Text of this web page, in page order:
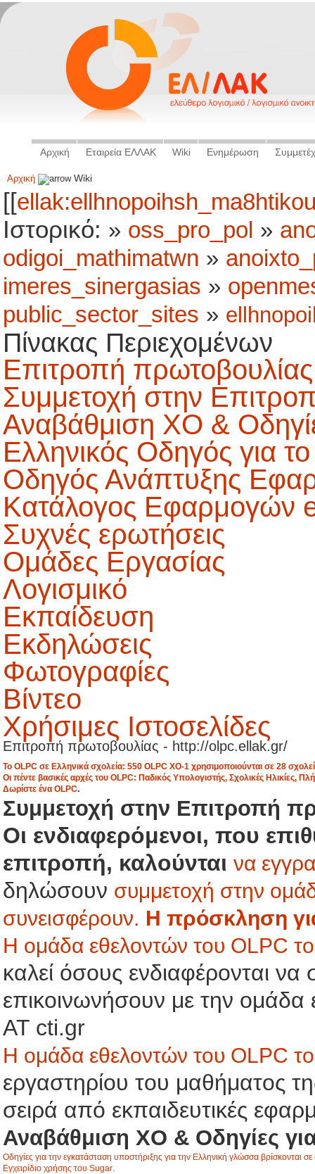
Αρχική Εταιρεία ΕΛΛΑΚ Wiki Ενημέρωση
Αρχική Wiki
[[
Ιστορικό: » oss_pro_pol »
odigoi_mathimatwn »
imeres_sinergasias »
public_sector_sites »
Πίνακας Περιεχομένων
Επιτροπή
Συμμετοχή στην
Αναβάθμιση ΧΟ &
Ελληνικός Οδηγός για
Οδηγός Ανάπτυξης
Κατάλογος Εφαρμογών
Συχνές ερωτήσεις
Ομάδες Εργασίας
Λογισμικό
Εκπαίδευση
Εκδηλώσεις
Φωτογραφίες
Βίντεο
Χρήσιμες Ιστοσελίδες
Επιτροπή πρωτοβουλίας - http://olpc.ellak.gr/
Το OLPC σε Ελληνικά σχολεία: 550 OLPC XO-1 χρησιμοποιούνται σε 28
Οι πέντε βασικές αρχές του OLPC: Παδικός Υπολογιστής, Σχολικές Ηλικίες,
Δωρίστε ένα OLPC.
Συμμετοχή στην Επιτροπή
Οι ενδιαφερόμενοι, που
επιτροπή, καλούνται να
δηλώσουν συμμετοχή στην
συνεισφέρουν. Η πρόσκληση
Η ομάδα εθελοντών του OLPC
καλεί όσους ενδιαφέρονται
επικοινωνήσουν με την
AT cti.gr
Η ομάδα εθελοντών του OLPC
εργαστηρίου του μαθήματος
σειρά από εκπαιδευτικές
Αναβάθμιση ΧΟ & Οδηγίες
Οδηγίες για την εγκατάσταση υποστήριξης για την Ελληνική γλώσσα βρίσκονται σε
Eγχειρίδιο χρήσης του Sugar.